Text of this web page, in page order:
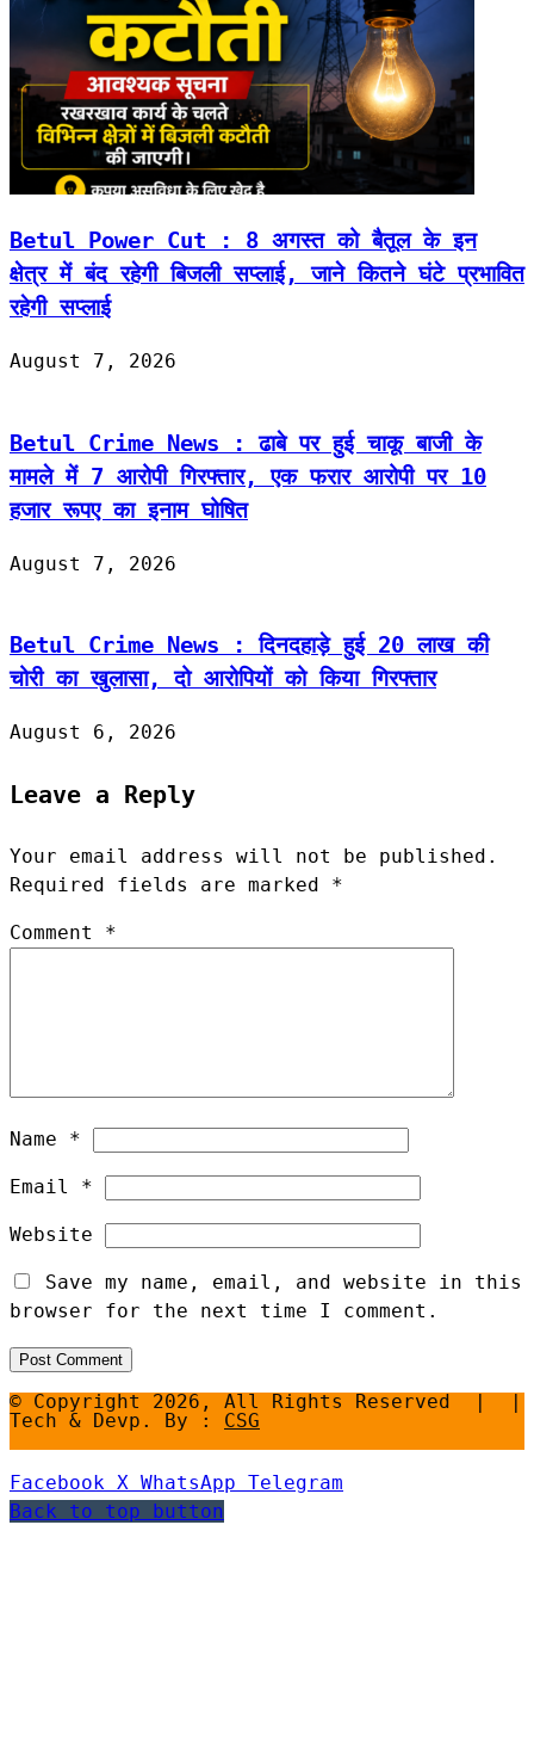
Betul Power Cut : 8 अगस्त को बैतूल के इन
क्षेत्र में बंद रहेगी बिजली सप्लाई, जाने कितने घंटे प्रभावित
रहेगी सप्लाई
August 7, 2026
Betul Crime News : ढाबे पर हुई चाकू बाजी के
मामले में 7 आरोपी गिरफ्तार, एक फरार आरोपी पर 10
हजार रूपए का इनाम घोषित
August 7, 2026
Betul Crime News : दिनदहाड़े हुई 20 लाख की
चोरी का खुलासा, दो आरोपियों को किया गिरफ्तार
August 6, 2026
Leave a Reply
Your email address will not be published.
Required fields are marked *
Comment *
Name *
Email *
Website
Save my name, email, and website in this
browser for the next time I comment.
© Copyright 2026, All Rights Reserved | |
Tech & Devp. By : CSG
Facebook X WhatsApp Telegram
Back to top button